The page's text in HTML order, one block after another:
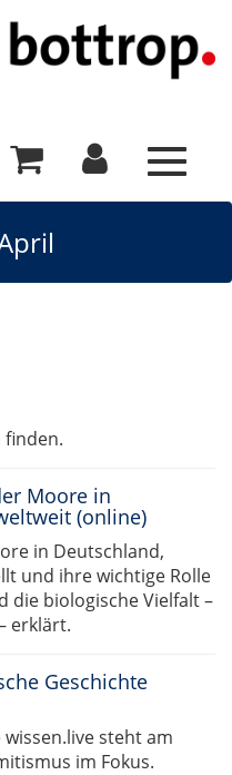
Toggle
finden.
Moore in
(online)
in Deutschland,
und ihre wichtige Rolle
die biologische Vielfalt –
erklärt.
Geschichte
steht am
im Fokus.